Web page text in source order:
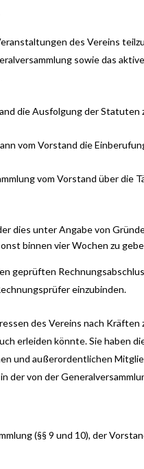
des Vereins
sowie das
die Ausfolgung der Statuten
vom Vorstand die
vom Vorstand über die
dies unter Angabe von
binnen vier Wochen zu
geprüften
einzubinden.
des Vereins nach Kräften
erleiden könnte. Sie haben
und außerordentlichen
der von der
(§§ 9 und 10), der